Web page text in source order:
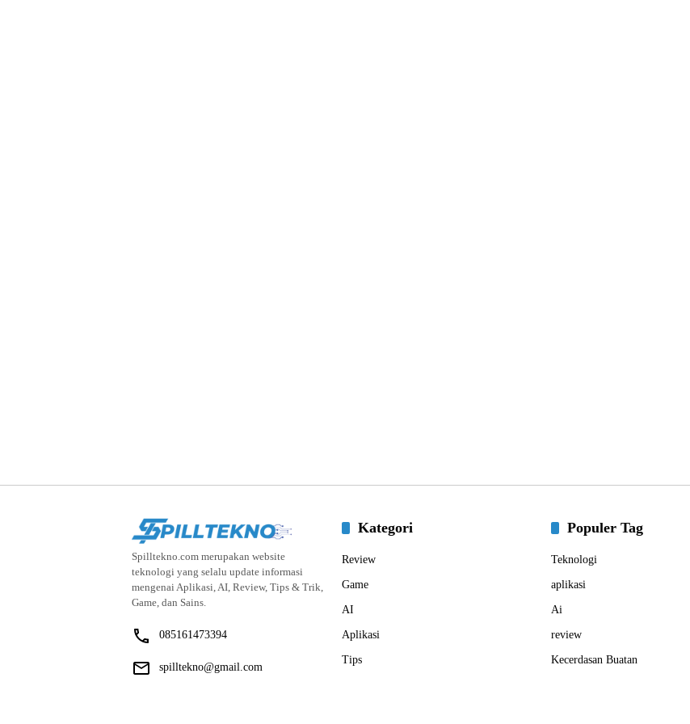
Spilltekno.com merupakan website
teknologi yang selalu update informasi
mengenai Aplikasi, AI, Review, Tips & Trik,
Game, dan Sains.
085161473394
spilltekno@gmail.com
Kategori
Review
Game
AI
Aplikasi
Tips
Populer Tag
Teknologi
aplikasi
Ai
review
Kecerdasan Buatan